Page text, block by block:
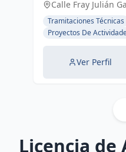
Ingeniería y
de apertura y
Calle Fray Julián
Tramitaciones Técnicas
Proyectos De
Ver Perfil
Licencia de